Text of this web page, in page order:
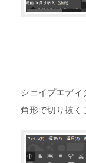
シェイプエデ
角形で切り抜く